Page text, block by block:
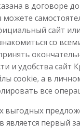
в договоре
можете
сайт
со
и удобства сайт
cookie, а в
все
выгодных
является первый